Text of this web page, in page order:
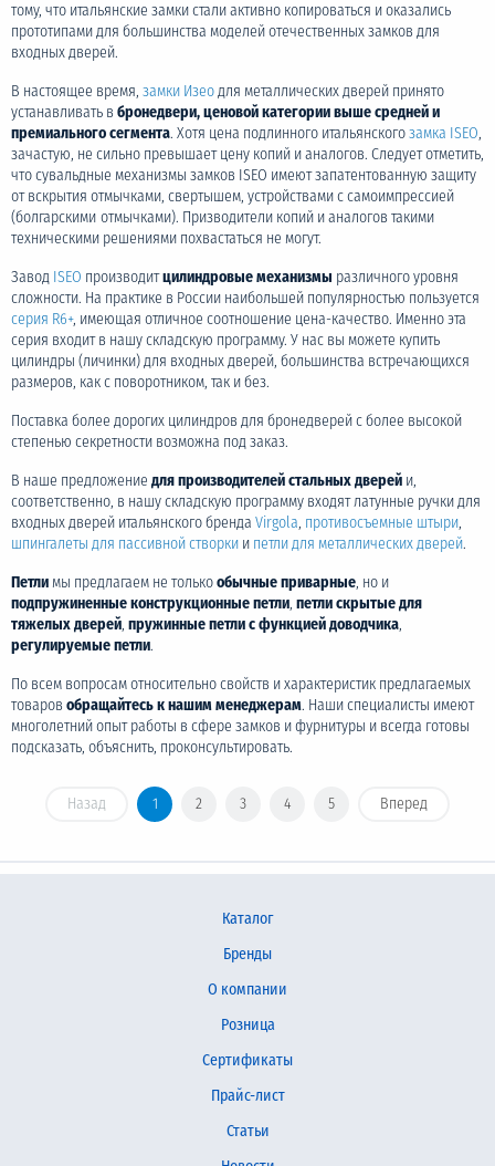
тому, что итальянские замки стали активно копироваться и оказались
прототипами для большинства моделей отечественных замков для
входных дверей.
В настоящее время, замки Изеодля металлических дверей принято
устанавливать в бронедвери, ценовой категории выше средней и
премиального сегмента. Хотя цена подлинного итальянскогозамка ISEO,
зачастую, не сильно превышает цену копий и аналогов. Следует отметить,
что сувальдные механизмы замков ISEO имеют запатентованную защиту
от вскрытия отмычками, свертышем, устройствами с самоимпрессией
(болгарскими отмычками). Призводители копий и аналогов такими
техническими решениями похвастаться не могут.
Завод ISEO производитцилиндровые механизмы различного уровня
сложности. На практике в России наибольшей популярностью пользуется
серия R6+, имеющая отличное соотношение цена-качество. Именно эта
серия входит в нашу складскую программу. У нас вы можете купить
цилиндры (личинки) для входных дверей, большинства встречающихся
размеров, как с поворотником, так и без.
Поставка более дорогих цилиндров для бронедверей с более высокой
степенью секретности возможна под заказ.
В наше предложение для производителей стальных дверей и,
соответственно, в нашу складскую программу входят латунные ручки для
входных дверей итальянского бренда Virgola, противосъемные штыри,
шпингалеты для пассивной створки и петли для металлических дверей.
Петлимы предлагаем не толькообычные приварные, но и
подпружиненные конструкционные петли, петли скрытые для
тяжелых дверей, пружинные петли с функцией доводчика,
регулируемые петли.
По всем вопросам относительно свойств и характеристик предлагаемых
товаров обращайтесь к нашим менеджерам. Наши специалисты имеют
многолетний опыт работы в сфере замков и фурнитуры и всегда готовы
подсказать, объяснить, проконсультировать.
Назад 1 2 3 4 5 Вперед
Каталог
Бренды
О компании
Розница
Сертификаты
Прайс-лист
Статьи